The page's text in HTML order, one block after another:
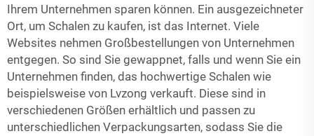
Ihrem Unternehmen sparen können. Ein ausgezeichneter
Ort, um Schalen zu kaufen, ist das Internet. Viele
Websites nehmen Großbestellungen von Unternehmen
entgegen. So sind Sie gewappnet, falls und wenn Sie ein
Unternehmen finden, das hochwertige Schalen wie
beispielsweise von Lvzong verkauft. Diese sind in
verschiedenen Größen erhältlich und passen zu
unterschiedlichen Verpackungsarten, sodass Sie die